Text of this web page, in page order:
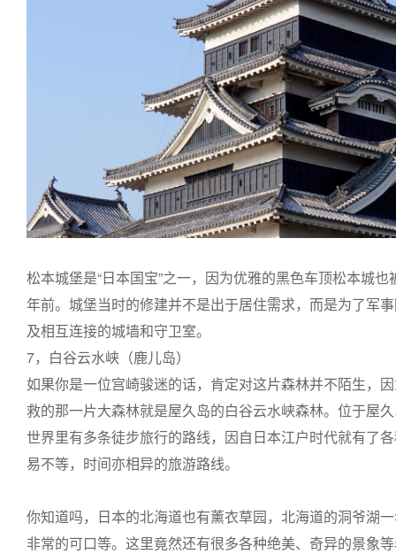
松本城堡是“日本国宝”之一，因为优雅的黑色车顶松本城
年前。城堡当时的修建并不是出于居住需求，而是为了军
及相互连接的城墙和守卫室。
7，白谷云水峡（鹿儿岛）
如果你是一位宫崎骏迷的话，肯定对这片森林并不陌生，
救的那一片大森林就是屋久岛的白谷云水峡森林。位于屋
世界里有多条徒步旅行的路线，因自日本江户时代就有了
易不等，时间亦相异的旅游路线。
你知道吗，日本的北海道也有薰衣草园，北海道的洞爷湖
非常的可口等。这里竟然还有很多各种绝美、奇异的景象